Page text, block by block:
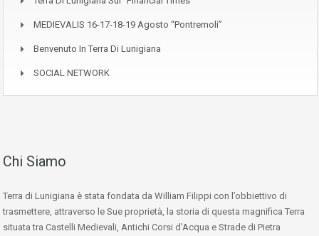
MEDIEVALIS 16-17-18-19 Agosto “Pontremoli”
Benvenuto In Terra Di Lunigiana
SOCIAL NETWORK
Chi Siamo
Terra di Lunigiana è stata fondata da William Filippi con l’obbiettivo di
trasmettere, attraverso le Sue proprietà, la storia di questa magnifica Terra
situata tra Castelli Medievali, Antichi Corsi d’Acqua e Strade di Pietra